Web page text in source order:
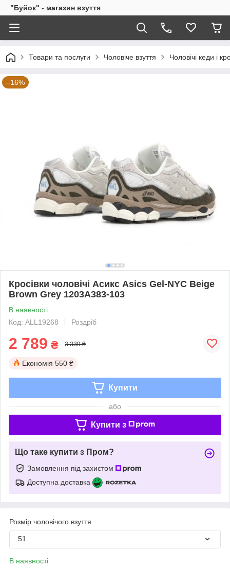
"Буйок" - магазин взуття
Товари та послуги Чоловіче взуття Чоловічі кеди і
–16%
Кросівки чоловічі Асикс Asics Gel-NYC Beige
Brown Grey 1203A383-103
В наявності
Код: ALL19268
Роздріб
2 789 ₴ 3 339 ₴
Економія 550 ₴
Купити
або
Купити з
Що таке купити з Пром?
Замовлення під захистом
Доступна доставка
Розмір чоловічого взуття
51
В наявності